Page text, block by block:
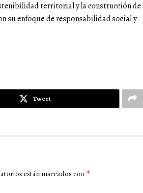
territorial y la construcción de
su enfoque de responsabilidad social y
Tweet
están marcados con *